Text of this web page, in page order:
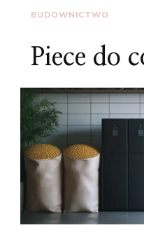
BUDOWNICTWO
Piece do